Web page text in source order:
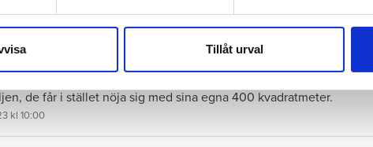
vår trafik. Vi vidarebefordrar även sådana identifierare
och annons- och analysföretag som vi samarbetar med. Dessa
Tillåt urval
– får nöja sig med 400
de får i stället nöja sig med sina egna 400 kvadratmeter.
kl 10:00